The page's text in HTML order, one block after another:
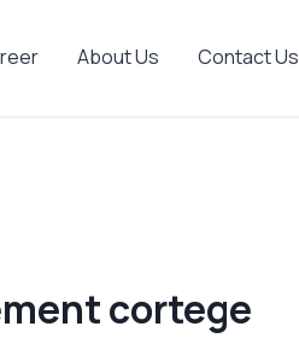
About Us Contact Us
cortege